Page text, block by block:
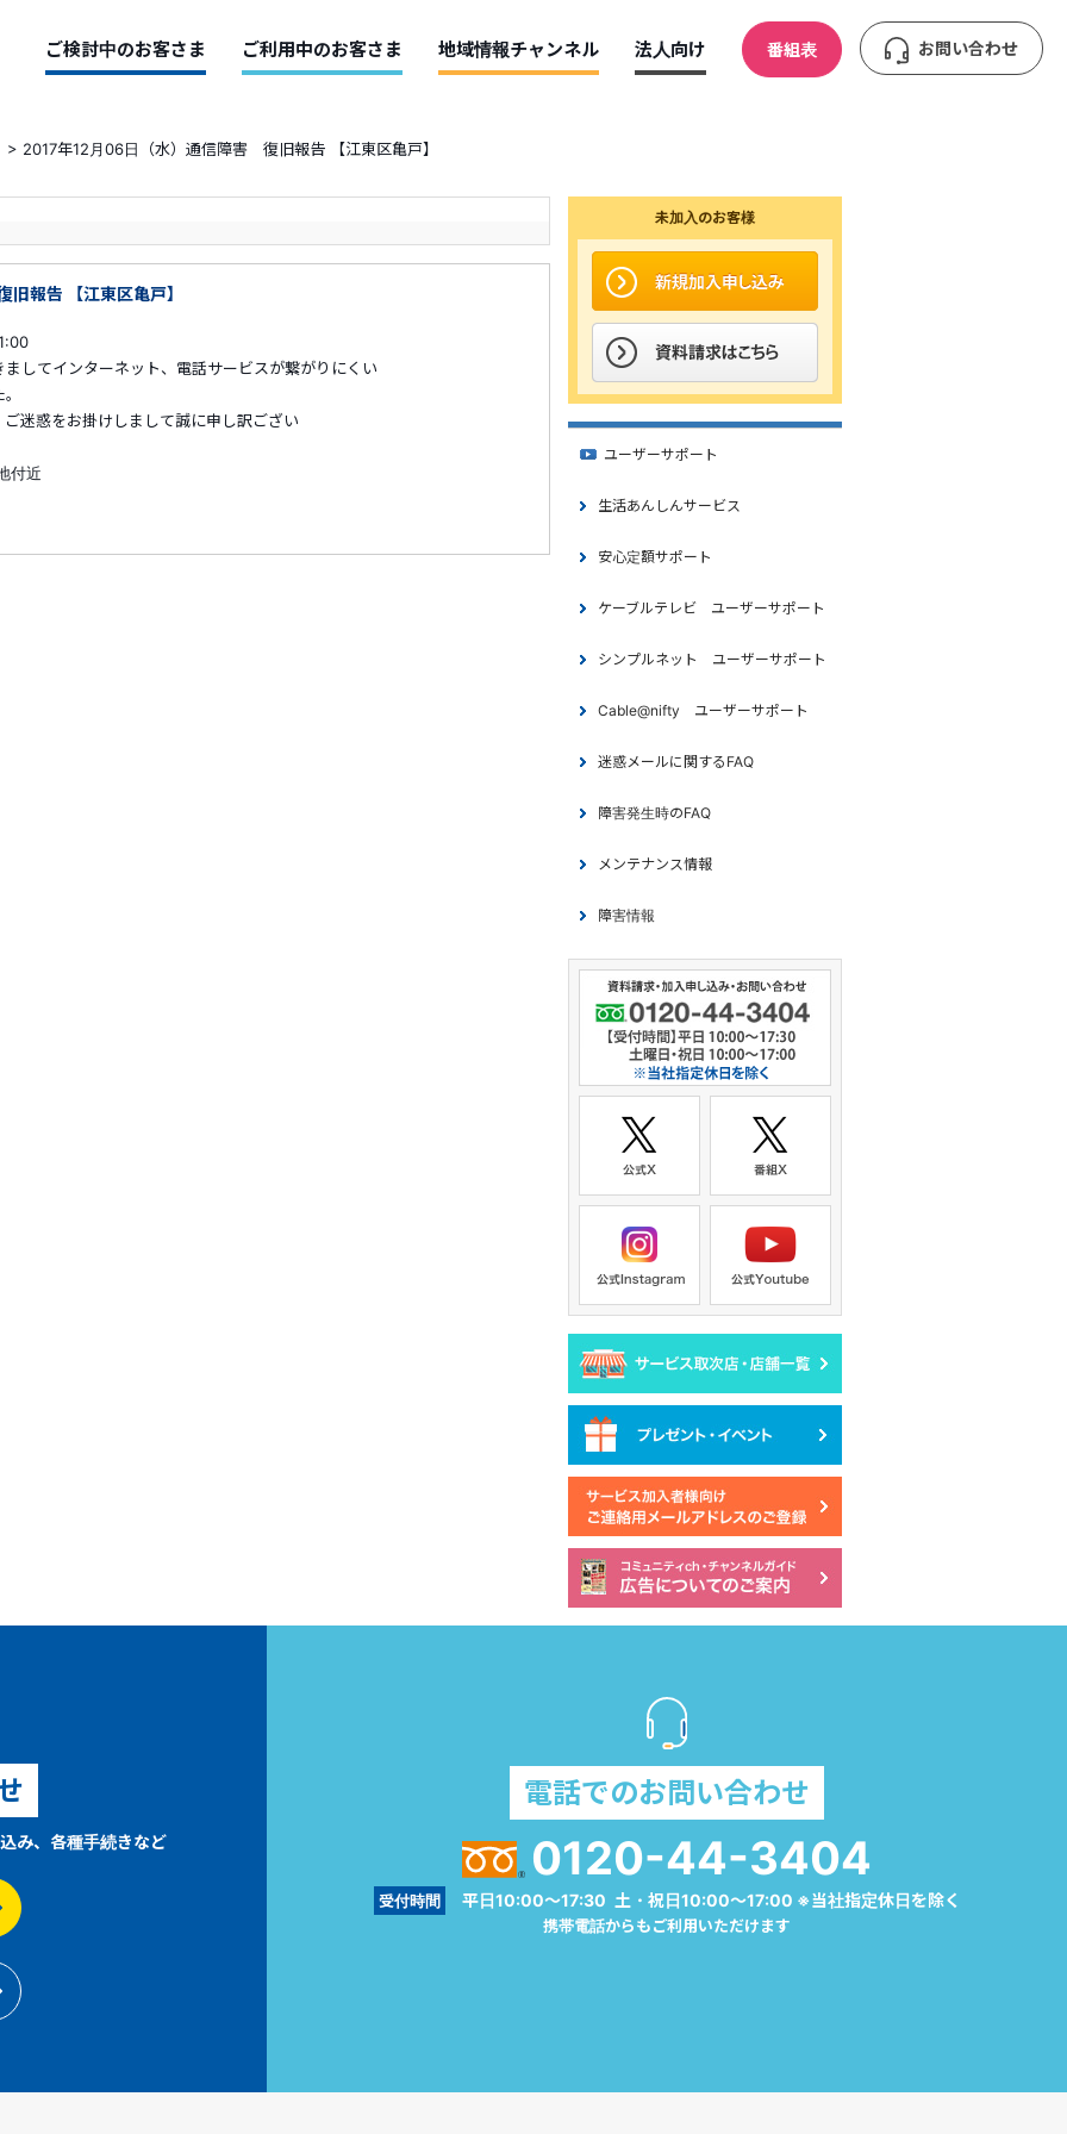
ご検討中のお客さま ご利用中のお客さま 地域情報チャンネル 法人向け 番組表 お問い合わせ
> 2017年12月06日（水）通信障害 復旧報告 【江東区亀戸】
報告 【江東区亀戸】
してインターネット、電話サービスが繋がりにくい
お掛けしまして誠に申し訳ござい
付近
未加入のお客様
ユーザーサポート
生活あんしんサービス
安心定額サポート
ケーブルテレビ ユーザーサポート
シンプルネット ユーザーサポート
Cable@nifty ユーザーサポート
迷惑メールに関するFAQ
障害発生時のFAQ
メンテナンス情報
障害情報
み、各種手続きなど
電話でのお問い合わせ
0120-44-3404
受付時間 平日10:00～17:30 土・祝日10:00～17:00 ※当社指定休日を除く
携帯電話からもご利用いただけます